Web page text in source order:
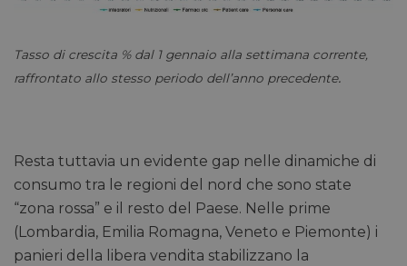
Tasso di crescita % dal 1 gennaio alla settimana corrente,
raffrontato allo stesso periodo dell’anno precedente.
Resta tuttavia un evidente gap nelle dinamiche di
consumo tra le regioni del nord che sono state
“zona rossa” e il resto del Paese. Nelle prime
(Lombardia, Emilia Romagna, Veneto e Piemonte) i
panieri della libera vendita stabilizzano la